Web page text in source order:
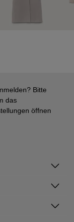
Bitte
das
öffnen